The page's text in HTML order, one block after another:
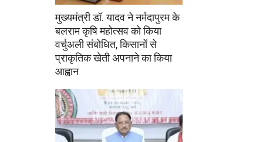
मुख्यमंत्री डॉ. यादव ने नर्मदापुरम के
बलराम कृषि महोत्सव को किया
वर्चुअली संबोधित, किसानों से
प्राकृतिक खेती अपनाने का किया
आह्वान